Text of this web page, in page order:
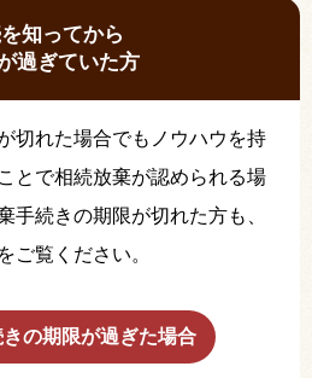
知ってから
過ぎていた方
切れた場合でもノウハウを持
とで相続放棄が認められる場
手続きの期限が切れた方も、
ご覧ください。
の期限が過ぎた場合